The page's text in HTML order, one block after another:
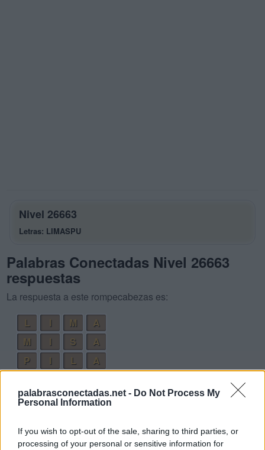
palabrasconectadas.net - Do Not Process My
Personal Information
If you wish to opt-out of the sale, sharing to third parties, or
processing of your personal or sensitive information for
Nivel 26663
Letras: LIMASPU
Palabras Conectadas Nivel 26663
respuestas
La respuesta a este rompecabezas es:
L
M
A
M
S
A
P
I L
A
S
U M
A
Palabras extra: